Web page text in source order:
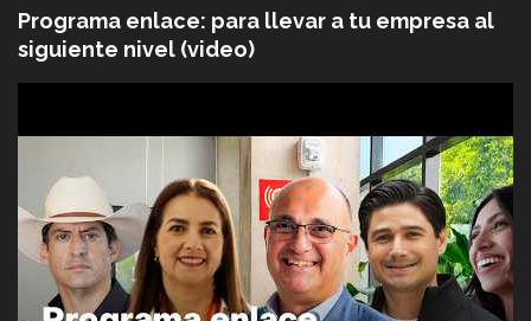
Programa enlace: para llevar a tu empresa al
siguiente nivel (video)